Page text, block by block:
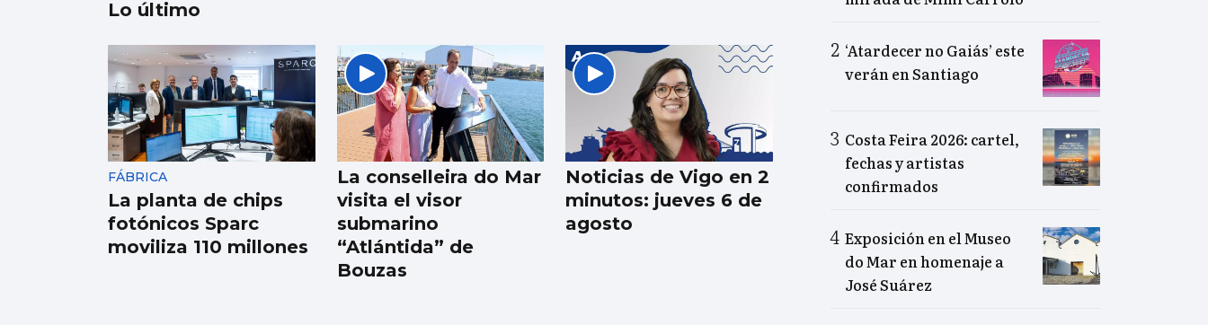
Borja Iglesias, Ana
Peleteiro o Abel
Caballero, entre los
favoritos de los
gallegos para
compartir un viaje
Lo último
FÁBRICA
La planta de chips
fotónicos Sparc
moviliza 110 millones
La conselleira do Mar
visita el visor
submarino
“Atlántida” de
Bouzas
Noticias de Vigo en 2
minutos: jueves 6 de
agosto
‘Atardecer no Gaiás’ este
verán en Santiago
Costa Feira 2026: cartel,
fechas y artistas
confirmados
Exposición en el Museo
do Mar en homenaje a
José Suárez